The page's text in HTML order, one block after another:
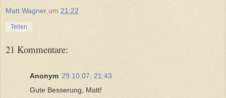
Matt Wagner um 21:22
Teilen
21 Kommentare:
Anonym 29.10.07, 21:43
Gute Besserung, Matt!